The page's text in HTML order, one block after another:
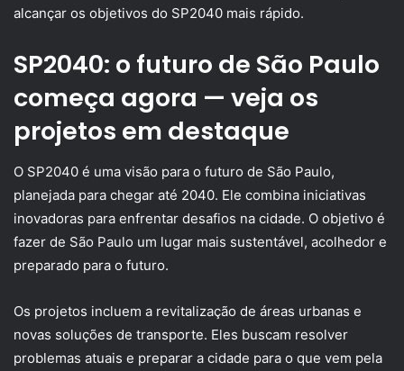
alcançar os objetivos do SP2040 mais rápido.
SP2040: o futuro de São Paulo
começa agora — veja os
projetos em destaque
O SP2040 é uma visão para o futuro de São Paulo,
planejada para chegar até 2040. Ele combina iniciativas
inovadoras para enfrentar desafios na cidade. O objetivo é
fazer de São Paulo um lugar mais sustentável, acolhedor e
preparado para o futuro.
Os projetos incluem a revitalização de áreas urbanas e
novas soluções de transporte. Eles buscam resolver
problemas atuais e preparar a cidade para o que vem pela